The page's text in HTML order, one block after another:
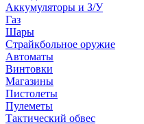
Аккумуляторы и З/У
Газ
Шары
Страйкбольное оружие
Автоматы
Винтовки
Магазины
Пистолеты
Пулеметы
Тактический обвес